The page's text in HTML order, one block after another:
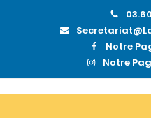
Notre
Notre